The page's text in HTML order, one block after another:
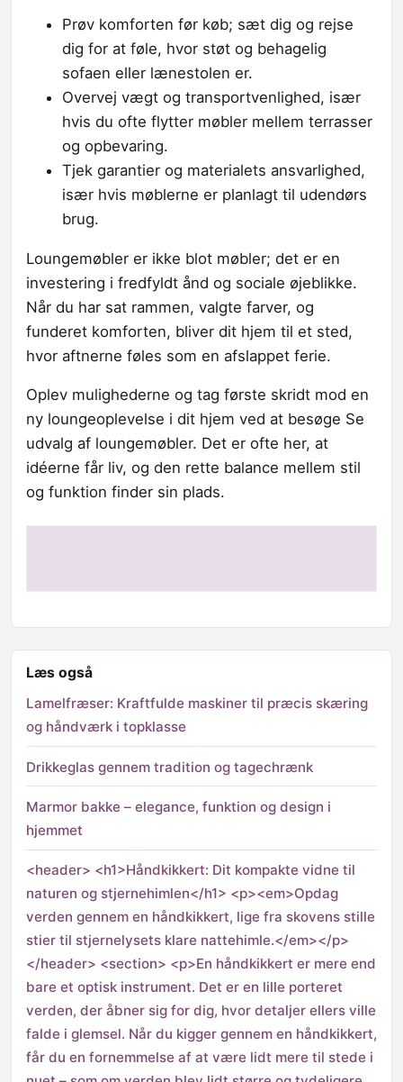
Prøv komforten før køb; sæt dig og rejse
dig for at føle, hvor støt og behagelig
sofaen eller lænestolen er.
Overvej vægt og transportvenlighed, især
hvis du ofte flytter møbler mellem terrasser
og opbevaring.
Tjek garantier og materialets ansvarlighed,
især hvis møblerne er planlagt til udendørs
brug.
Loungemøbler er ikke blot møbler; det er en
investering i fredfyldt ånd og sociale øjeblikke.
Når du har sat rammen, valgte farver, og
funderet komforten, bliver dit hjem til et sted,
hvor aftnerne føles som en afslappet ferie.
Oplev mulighederne og tag første skridt mod en
ny loungeoplevelse i dit hjem ved at besøge Se
udvalg af loungemøbler. Det er ofte her, at
idéerne får liv, og den rette balance mellem stil
og funktion finder sin plads.
Læs også
Lamelfræser: Kraftfulde maskiner til præcis skæring
og håndværk i topklasse
Drikkeglas gennem tradition og tagechrænk
Marmor bakke – elegance, funktion og design i
hjemmet
<header> <h1>Håndkikkert: Dit kompakte vidne til
naturen og stjernehimlen</h1> <p><em>Opdag
verden gennem en håndkikkert, lige fra skovens stille
stier til stjernelysets klare nattehimle.</em></p>
</header> <section> <p>En håndkikkert er mere end
bare et optisk instrument. Det er en lille porteret
verden, der åbner sig for dig, hvor detaljer ellers ville
falde i glemsel. Når du kigger gennem en håndkikkert,
får du en fornemmelse af at være lidt mere til stede i